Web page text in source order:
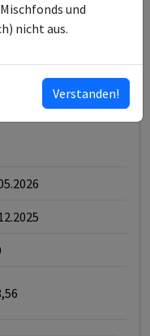
mbH
InvestmentBank AG
und
nicht aus.
Verstanden!